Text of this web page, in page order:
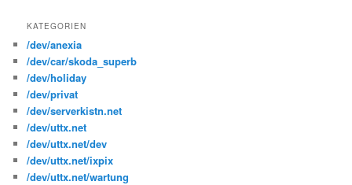
KATEGORIEN
/dev/anexia
/dev/car/skoda_superb
/dev/holiday
/dev/privat
/dev/serverkistn.net
/dev/uttx.net
/dev/uttx.net/dev
/dev/uttx.net/ixpix
/dev/uttx.net/wartung